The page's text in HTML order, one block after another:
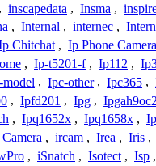
, inscapedata , Insma ,
, Internal , internec ,
Chitchat , Ip Phone Camera
, Ip-t5201-f , Ip112 ,
, Ipc-other , Ipc365 ,
, Ipfd201 , Ipg ,
, Ipq1652x , Ipq1658x ,
, ircam , Irea , Iris ,
, iSnatch , Isotect , Isp ,